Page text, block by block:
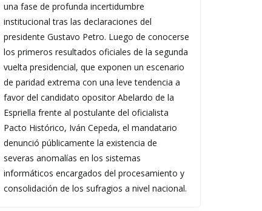
una fase de profunda incertidumbre
institucional tras las declaraciones del
presidente Gustavo Petro. Luego de conocerse
los primeros resultados oficiales de la segunda
vuelta presidencial, que exponen un escenario
de paridad extrema con una leve tendencia a
favor del candidato opositor Abelardo de la
Espriella frente al postulante del oficialista
Pacto Histórico, Iván Cepeda, el mandatario
denunció públicamente la existencia de
severas anomalías en los sistemas
informáticos encargados del procesamiento y
consolidación de los sufragios a nivel nacional.